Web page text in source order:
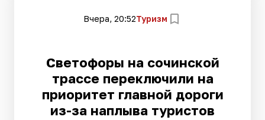
Вчера, 20:52Туризм
Светофоры на сочинской
трассе переключили на
приоритет главной дороги
из-за наплыва туристов